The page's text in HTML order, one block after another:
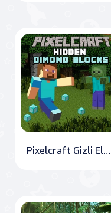
Pixelcraft Gizli Elmas Blokları